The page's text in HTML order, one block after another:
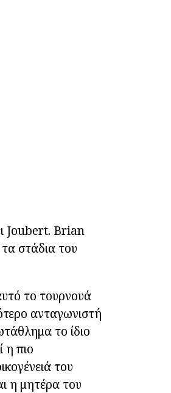
Joubert. Brian
στάδια του
το τουρνουά
ανταγωνιστή
το ίδιο
η πιο
του
η μητέρα του